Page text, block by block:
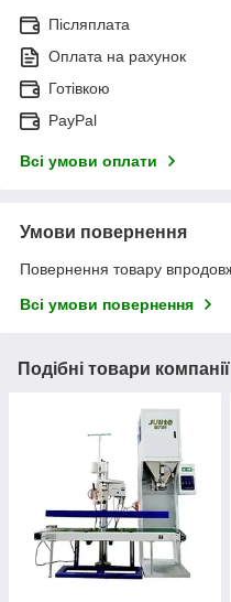
Післяплата
Оплата на рахунок
Готівкою
PayPal
Всі умови оплати
Умови повернення
Повернення товару
Всі умови повернення
Подібні товари компанії